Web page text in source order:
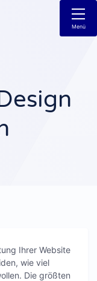
Menü
Ihrer Website
wie viel
Die größten